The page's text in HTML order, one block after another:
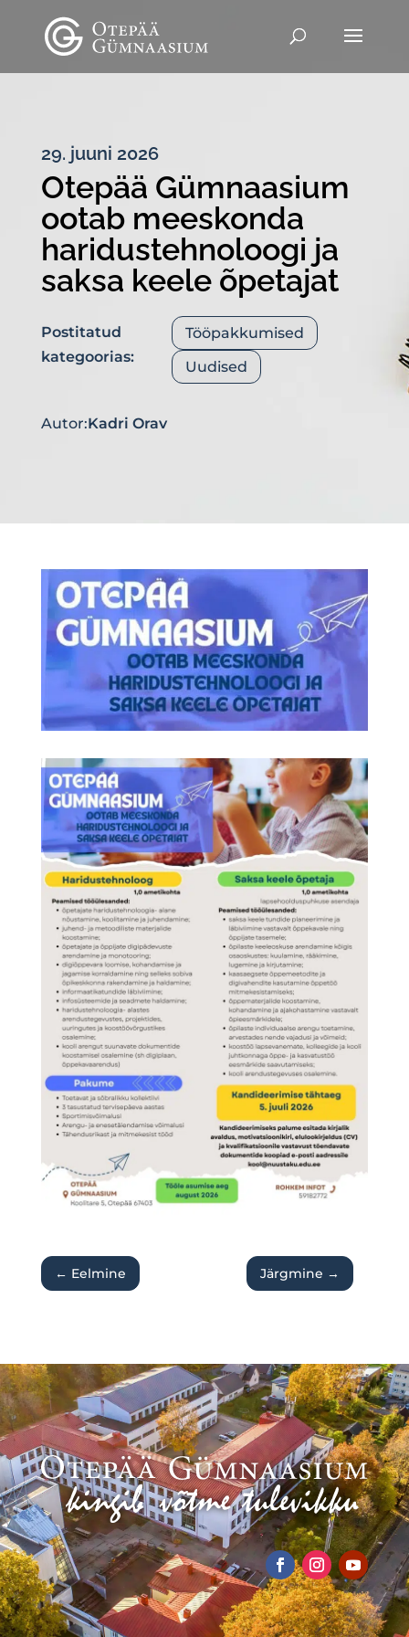
29. juuni 2026
Otepää Gümnaasium
ootab meeskonda
haridustehnoloogi ja
saksa keele õpetajat
Postitatud
kategoorias:
Tööpakkumised
Uudised
Autor:Kadri Orav
← Eelmine Järgmine →